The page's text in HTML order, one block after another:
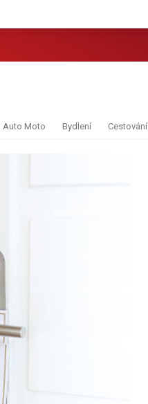
Auto Moto Bydlení Cestování